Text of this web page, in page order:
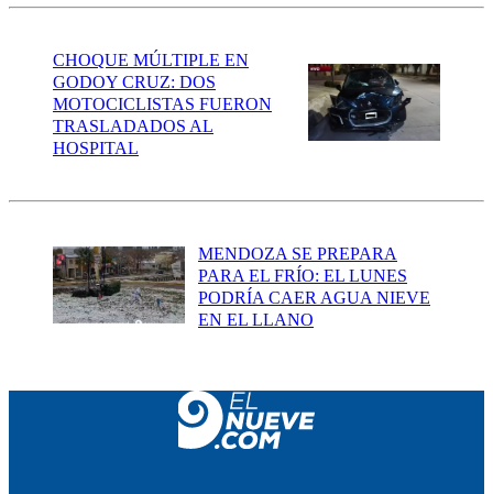
CHOQUE MÚLTIPLE EN
GODOY CRUZ: DOS
MOTOCICLISTAS FUERON
TRASLADADOS AL
HOSPITAL
MENDOZA SE PREPARA
PARA EL FRÍO: EL LUNES
PODRÍA CAER AGUA NIEVE
EN EL LLANO